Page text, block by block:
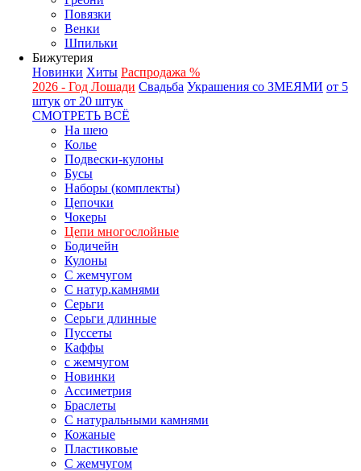
Повязки
Венки
Шпильки
Бижутерия
Новинки Хиты Распродажа %
2026 - Год Лошади Свадьба Украшения со ЗМЕЯМИ от 5
штук от 20 штук
СМОТРЕТЬ ВСЁ
На шею
Колье
Подвески-кулоны
Бусы
Наборы (комплекты)
Цепочки
Чокеры
Цепи многослойные
Бодичейн
Кулоны
С жемчугом
С натур.камнями
Серьги
Серьги длинные
Пуссеты
Каффы
с жемчугом
Новинки
Ассиметрия
Браслеты
С натуральными камнями
Кожаные
Пластиковые
С жемчугом